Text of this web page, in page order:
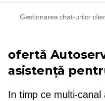
Gestionarea chat-urilor
ofertă
asistență
In timp ce multi-canal